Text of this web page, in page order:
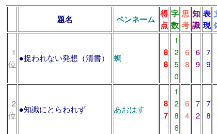
題名 ペンネーム
得
点
字
数
思
考
知
識
表
現
1
位
●捉われない発想（清書） 蜩
8
8
1
2
5
0
6
8
6
9
7
9
2
位
●知識にとらわれず あおはす
8
7
1
2
8
6
6
4
7
2
7
8